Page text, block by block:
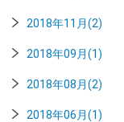
2018年11月(2)
2018年09月(1)
2018年08月(2)
2018年06月(1)